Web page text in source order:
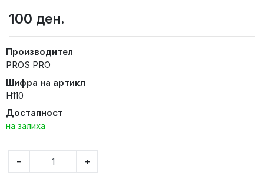
100 ден.
Производител
PROS PRO
Шифра на артикл
H110
Достапност
на залиха
− +